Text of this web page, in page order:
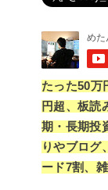
たった50万
円超、板読
期・長期投
りやブログ
ード7割、